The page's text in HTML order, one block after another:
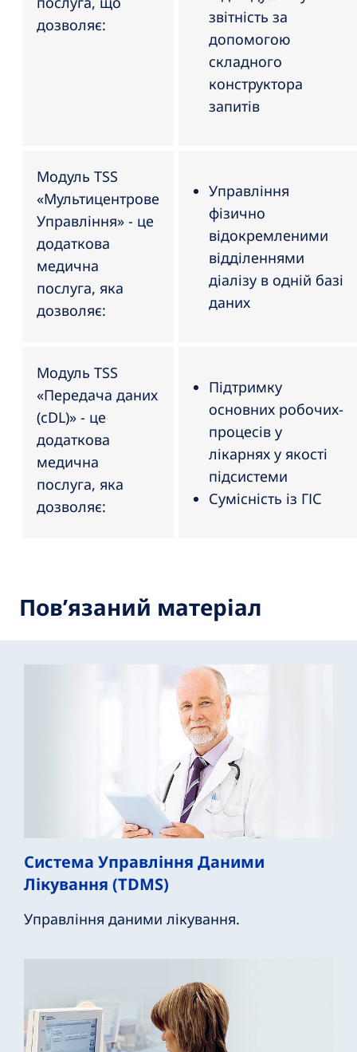
дозволяє:
звітність за
допомогою
складного
конструктора
запитів
Модуль TSS
«Мультицентрове
Управління» - це
додаткова
медична
послуга, яка
дозволяє:
Управління
фізично
відокремленими
відділеннями
діалізу в одній базі
даних
Модуль TSS
«Передача даних
(cDL)» - це
додаткова
медична
послуга, яка
дозволяє:
Підтримку
основних робочих-
процесів у
лікарнях у якості
підсистеми
Сумісність із ГІС
Пов’язаний матеріал
Система Управління Даними
Лікування (TDMS)
Управління даними лікування.